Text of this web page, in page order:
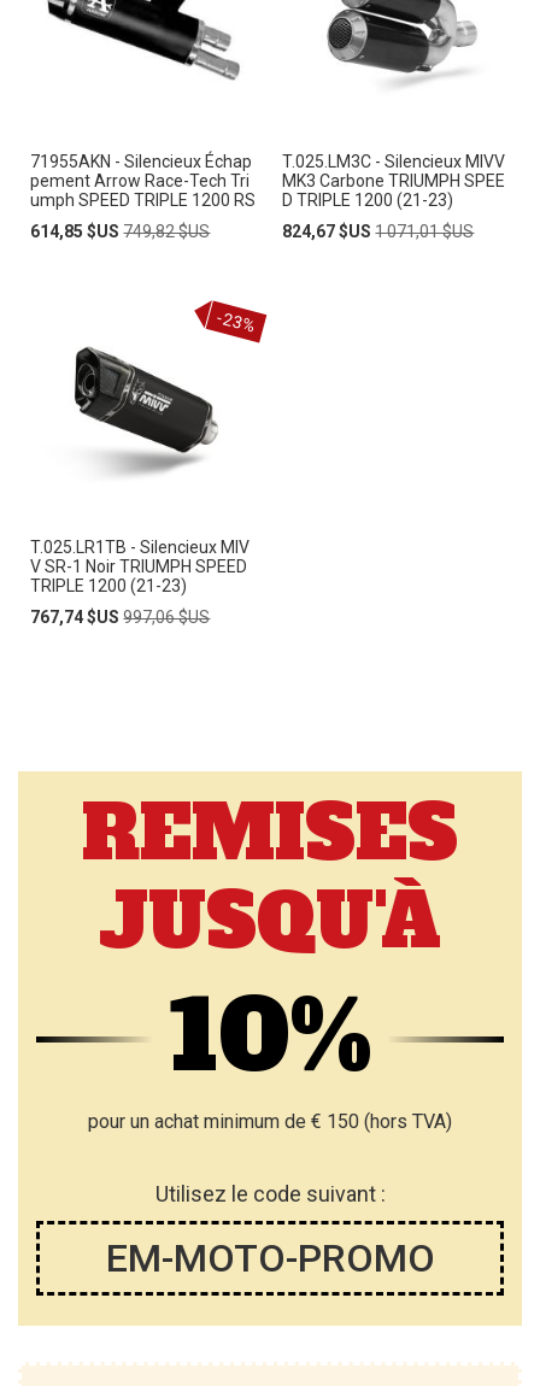
71955AKN - Silencieux Échap
pement Arrow Race-Tech Tri
umph SPEED TRIPLE 1200 RS
Prix
614,85 $US Prix
749,82 $US
T.025.LM3C - Silencieux MIVV
MK3 Carbone TRIUMPH SPEE
D TRIPLE 1200 (21-23)
Prix
824,67 $US Prix
1 071,01 $US
T.025.LR1TB - Silencieux MIV
V SR-1 Noir TRIUMPH SPEED
TRIPLE 1200 (21-23)
Prix
767,74 $US Prix
997,06 $US
-23%
REMISES
JUSQU'À
10%
pour un achat minimum de € 150 (hors TVA)
Utilisez le code suivant :
EM-MOTO-PROMO